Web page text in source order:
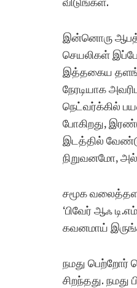
விடுங்கள்.
இன்னொரு
செயலிகள்
இத்தகைய
நேரடியாக
நெட்வர்க்கில்
போகிறது,
இடத்தில்
நிறுவனமோ,
சமூக
‘பிவேர் ஆஃ
கவனமாய்
நமது பெற்றோர்
சிறந்தது.